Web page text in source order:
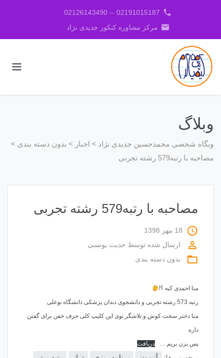
phone
02191015187 -- 02126143490
email مرکز مشاوره کنکور جدیدی نژاد
وبلاگ
وبگاه شخصی محمدحسین جدیدی نژاد > اخبار > بدون دسته بندی >
مصاحبه با رتبه579 رشته تجربی
مصاحبه با رتبه579 رشته تجربی
access_time 18 مهر 1398
perm_identity ارسال شده توسط حدیث یونسی
folder_open بدون دسته بندی
منا احمدی کیه ؟!
رتبه 573 رشته تجربی و دانشجوی دندان پزشکی دانشگاه بوعلی
منا دختر سخت کوش و تلاشگر توی این کلیپ کلی حرف خفن برای گفتن
داره
پس بزن بریم …
دریافت